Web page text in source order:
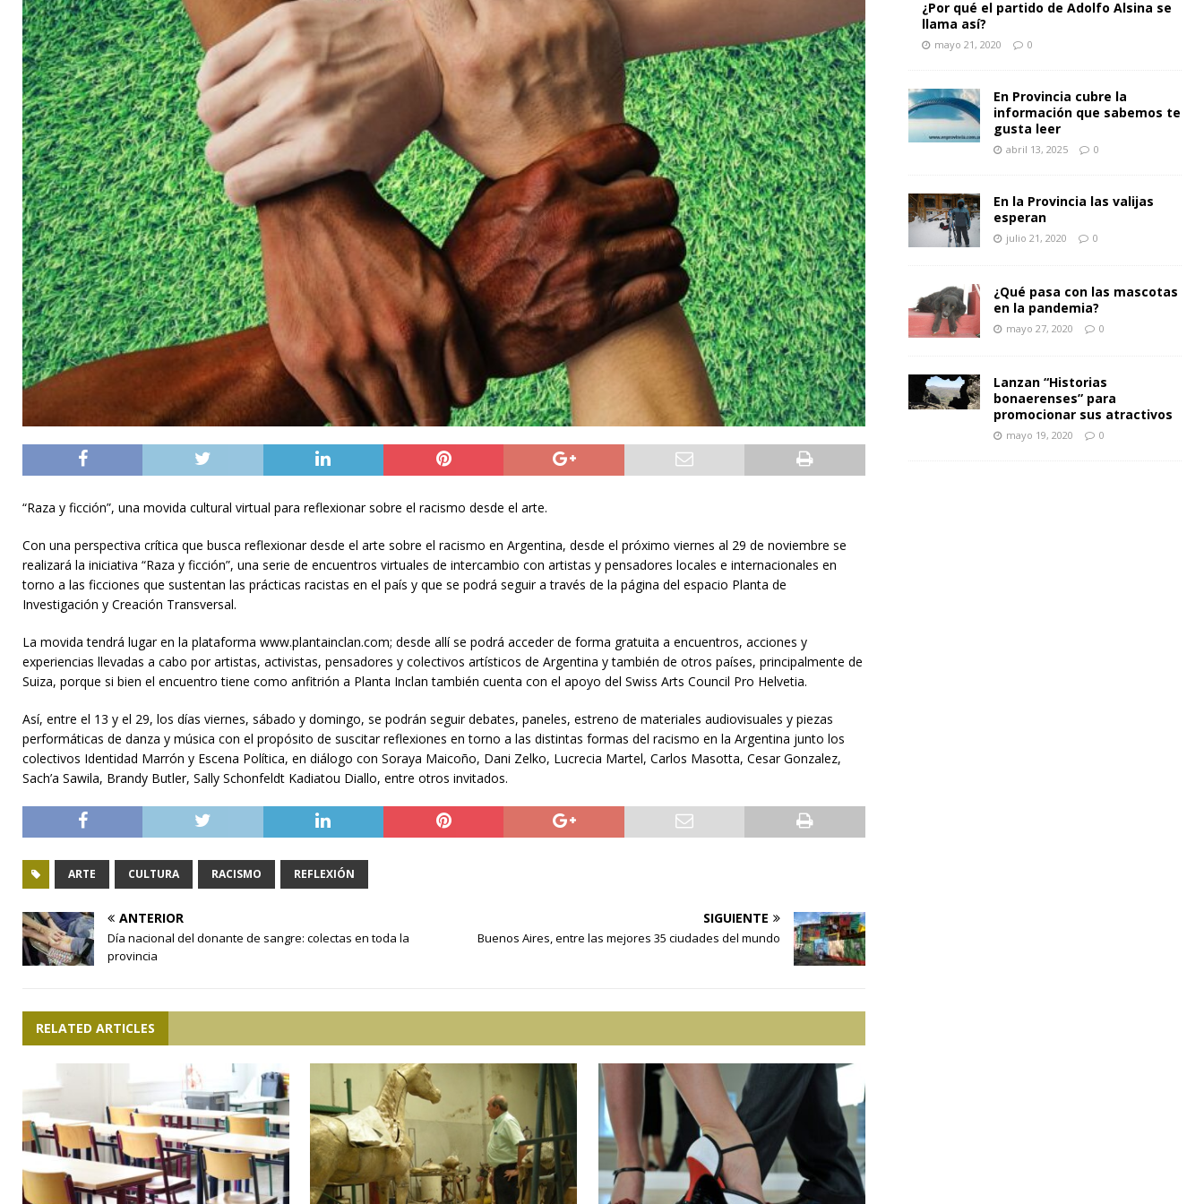
“Raza y ficción”, una movida cultural virtual para reflexionar sobre el racismo desde el arte.
Con una perspectiva crítica que busca reflexionar desde el arte sobre el racismo en Argentina, desde el próximo viernes al 29 de noviembre se
realizará la iniciativa “Raza y ficción”, una serie de encuentros virtuales de intercambio con artistas y pensadores locales e internacionales en
torno a las ficciones que sustentan las prácticas racistas en el país y que se podrá seguir a través de la página del espacio Planta de
Investigación y Creación Transversal.
La movida tendrá lugar en la plataforma www.plantainclan.com; desde allí se podrá acceder de forma gratuita a encuentros, acciones y
experiencias llevadas a cabo por artistas, activistas, pensadores y colectivos artísticos de Argentina y también de otros países, principalmente de
Suiza, porque si bien el encuentro tiene como anfitrión a Planta Inclan también cuenta con el apoyo del Swiss Arts Council Pro Helvetia.
Así, entre el 13 y el 29, los días viernes, sábado y domingo, se podrán seguir debates, paneles, estreno de materiales audiovisuales y piezas
performáticas de danza y música con el propósito de suscitar reflexiones en torno a las distintas formas del racismo en la Argentina junto los
colectivos Identidad Marrón y Escena Política, en diálogo con Soraya Maicoño, Dani Zelko, Lucrecia Martel, Carlos Masotta, Cesar Gonzalez,
Sach’a Sawila, Brandy Butler, Sally Schonfeldt Kadiatou Diallo, entre otros invitados.
ARTE CULTURA RACISMO REFLEXIÓN
ANTERIOR
Día nacional del donante de sangre: colectas en toda la
provincia
SIGUIENTE
Buenos Aires, entre las mejores 35 ciudades del mundo
RELATED ARTICLES
¿Por qué el partido de Adolfo Alsina se
llama así?
mayo 21, 2020 0
En Provincia cubre la
información que sabemos te
gusta leer
abril 13, 2025 0
En la Provincia las valijas
esperan
julio 21, 2020 0
¿Qué pasa con las mascotas
en la pandemia?
mayo 27, 2020 0
Lanzan “Historias
bonaerenses” para
promocionar sus atractivos
mayo 19, 2020 0